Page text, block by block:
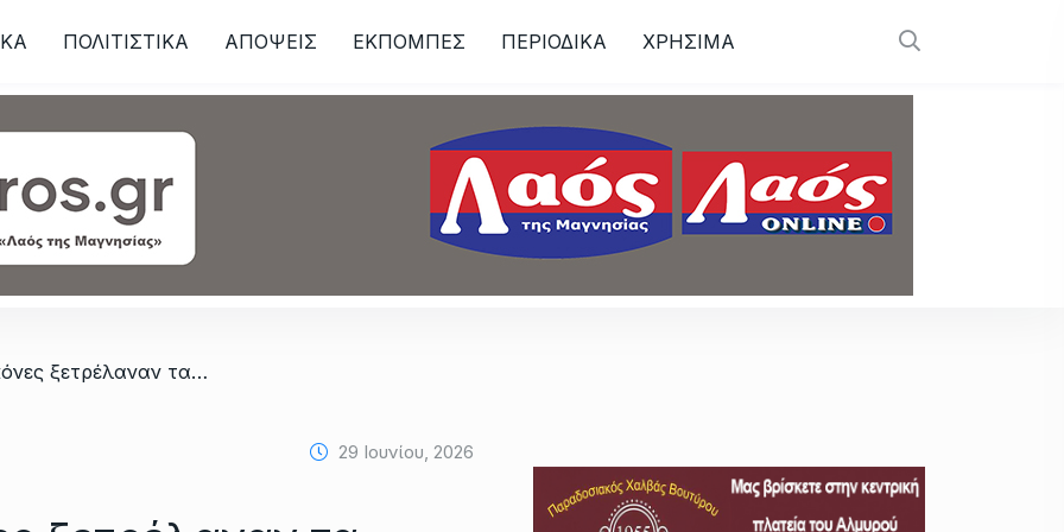
ΠΟΛΙΤΙΣΤΙΚΑ ΑΠΟΨΕΙΣ ΕΚΠΟΜΠΕΣ ΠΕΡΙΟΔΙΚΑ ΧΡΗΣΙΜΑ
/ Πολύχρωμες σκόνες ξετρέλαναν τα παιδιά!
29 Ιουνίου, 2026